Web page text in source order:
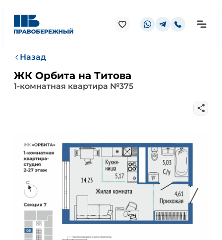
Назад
ЖК Орбита на Титова
1-комнатная квартира №375